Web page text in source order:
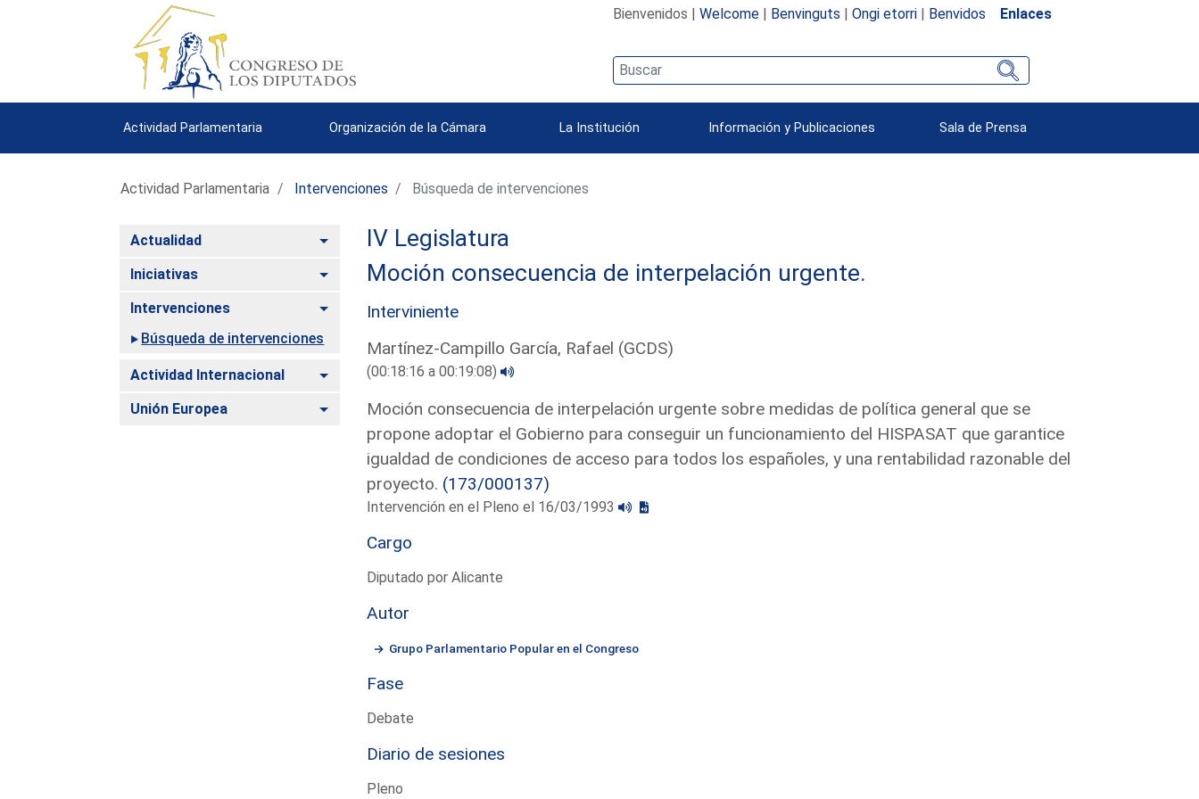
Bienvenidos | Welcome| Benvinguts | Ongi etorri| Benvidos Enlaces
Actividad Parlamentaria Organización de la Cámara La Institución Información y Publicaciones Sala de Prensa
Actividad Parlamentaria Intervenciones Búsqueda de intervenciones
Actualidad Alternar
Iniciativas Alternar
Intervenciones
Alternar
Búsqueda de intervenciones
Actividad Internacional Alternar
Unión Europea Alternar
IV Legislatura
Moción consecuencia de interpelación urgente.
Interviniente
Martínez-Campillo García, Rafael (GCDS)
(00:18:16 a 00:19:08)
Moción consecuencia de interpelación urgente sobre medidas de política general que se
propone adoptar el Gobierno para conseguir un funcionamiento del HISPASAT que garantice
igualdad de condiciones de acceso para todos los españoles, y una rentabilidad razonable del
proyecto. (173/000137)
Intervención en el Pleno el 16/03/1993
Cargo
Diputado por Alicante
Autor
Grupo Parlamentario Popular en el Congreso
Fase
Debate
Diario de sesiones
Pleno